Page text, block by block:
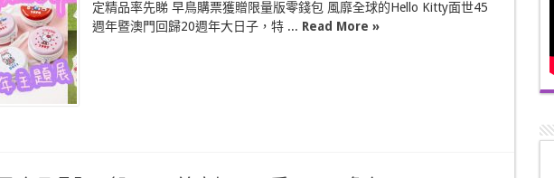
Again
45
週
年
主
題
展〉
定精品率先睇 早鳥購票獲贈限量版零錢包 風靡全球的Hello Kitty面世45
週年暨澳門回歸20週年大日子，特 ... Read More »